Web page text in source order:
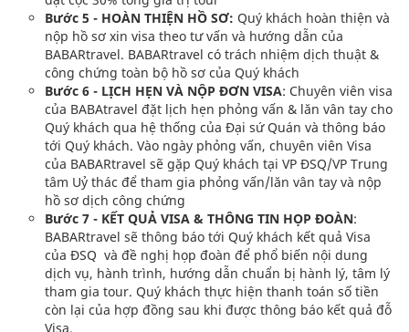
Bước 5 - HOÀN THIỆN HỒ SƠ: Quý khách hoàn thiện và
nộp hồ sơ xin visa theo tư vấn và hướng dẫn của
BABARtravel. BABARtravel có trách nhiệm dịch thuật &
công chứng toàn bộ hồ sơ của Quý khách
Bước 6 - LỊCH HẸN VÀ NỘP ĐƠN VISA: Chuyên viên visa
của BABAtravel đặt lịch hẹn phỏng vấn & lăn vân tay cho
Quý khách qua hệ thống của Đại sứ Quán và thông báo
tới Quý khách. Vào ngày phỏng vấn, chuyên viên Visa
của BABARtravel sẽ gặp Quý khách tại VP ĐSQ/VP Trung
tâm Uỷ thác để tham gia phỏng vấn/lăn vân tay và nộp
hồ sơ dịch công chứng
Bước 7 - KẾT QUẢ VISA & THÔNG TIN HỌP ĐOÀN:
BABARtravel sẽ thông báo tới Quý khách kết quả Visa
của ĐSQ và đề nghị họp đoàn để phổ biến nội dung
dịch vụ, hành trình, hướng dẫn chuẩn bị hành lý, tâm lý
tham gia tour. Quý khách thực hiện thanh toán số tiền
còn lại của hợp đồng sau khi được thông báo kết quả đỗ
Visa.